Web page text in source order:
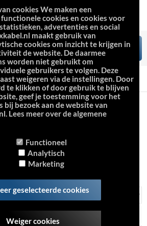
winkelen
voorraad
Volvo
op:
cookies We maken een
cookies en cookies voor
advertenties en social
maakt gebruik van
cookies om inzicht te krijgen in
de website. De daarmee
worden niet gebruikt om
gebruikers te volgen. Deze
weigeren via de instellingen. Door
te klikken of door gebruik te blijven
geef je toestemming voor het
bij bezoek aan de website van
Lees meer over de algemene
Functioneel
Analytisch
Marketing
geselecteerde cookies
Weiger cookies